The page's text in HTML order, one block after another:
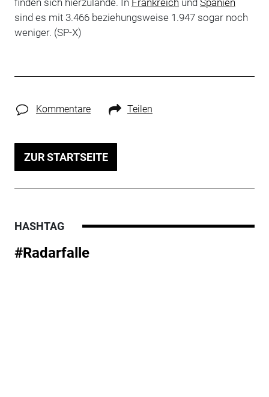
sind es mit 3.466 beziehungsweise 1.947 sogar noch
weniger. (SP-X)
Kommentare Teilen
ZUR STARTSEITE
HASHTAG
#Radarfalle